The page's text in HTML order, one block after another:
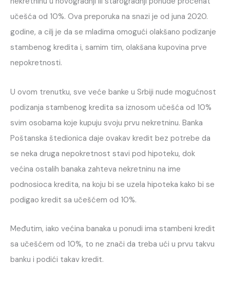
učešća od 10%. Ova preporuka na snazi je od juna 2020.
godine, a cilj je da se mladima omogući olakšano podizanje
stambenog kredita i, samim tim, olakšana kupovina prve
nepokretnosti.
U ovom trenutku, sve veće banke u Srbiji nude mogućnost
podizanja stambenog kredita sa iznosom učešća od 10%
svim osobama koje kupuju svoju prvu nekretninu. Banka
Poštanska štedionica daje ovakav kredit bez potrebe da
se neka druga nepokretnost stavi pod hipoteku, dok
većina ostalih banaka zahteva nekretninu na ime
podnosioca kredita, na koju bi se uzela hipoteka kako bi se
podigao kredit sa učešćem od 10%.
Međutim, iako većina banaka u ponudi ima stambeni kredit
sa učešćem od 10%, to ne znači da treba ući u prvu takvu
banku i podići takav kredit.